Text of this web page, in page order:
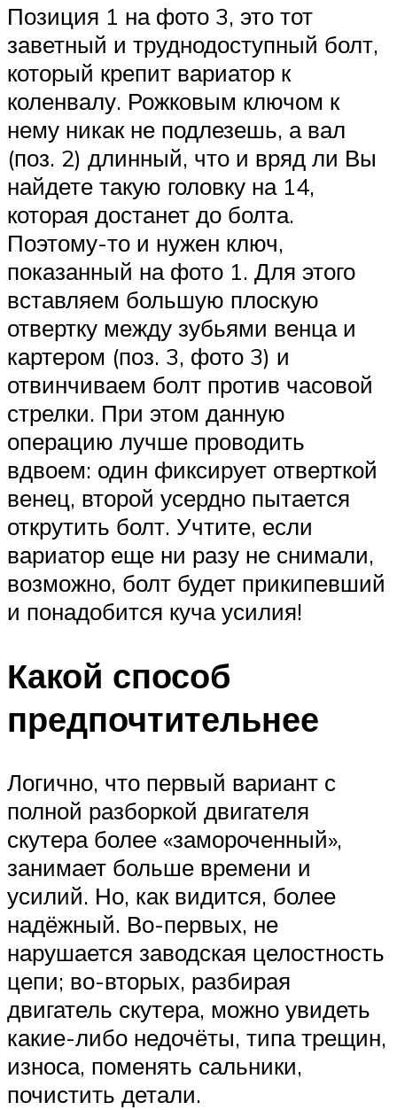
Позиция 1 на фото 3, это тот
заветный и труднодоступный болт,
который крепит вариатор к
коленвалу. Рожковым ключом к
нему никак не подлезешь, а вал
(поз. 2) длинный, что и вряд ли Вы
найдете такую головку на 14,
которая достанет до болта.
Поэтому-то и нужен ключ,
показанный на фото 1. Для этого
вставляем большую плоскую
отвертку между зубьями венца и
картером (поз. 3, фото 3) и
отвинчиваем болт против часовой
стрелки. При этом данную
операцию лучше проводить
вдвоем: один фиксирует отверткой
венец, второй усердно пытается
открутить болт. Учтите, если
вариатор еще ни разу не снимали,
возможно, болт будет прикипевший
и понадобится куча усилия!
Какой способ
предпочтительнее
Логично, что первый вариант с
полной разборкой двигателя
скутера более «замороченный»,
занимает больше времени и
усилий. Но, как видится, более
надёжный. Во-первых, не
нарушается заводская целостность
цепи; во-вторых, разбирая
двигатель скутера, можно увидеть
какие-либо недочёты, типа трещин,
износа, поменять сальники,
почистить детали.